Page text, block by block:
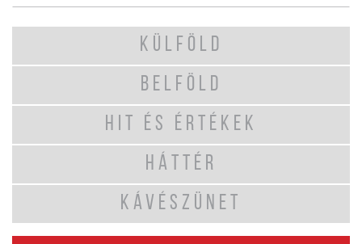
KÜLFÖLD
BELFÖLD
HIT ÉS ÉRTÉKEK
HÁTTÉR
KÁVÉSZÜNET